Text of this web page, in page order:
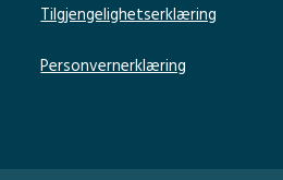
Tilgjengelighetserklæring
Personvernerklæring